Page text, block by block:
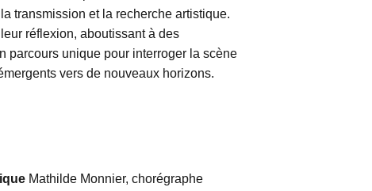
transmission et la recherche artistique.
réflexion, aboutissant à des
parcours unique pour interroger la scène
vers de nouveaux horizons.
Mathilde Monnier, chorégraphe